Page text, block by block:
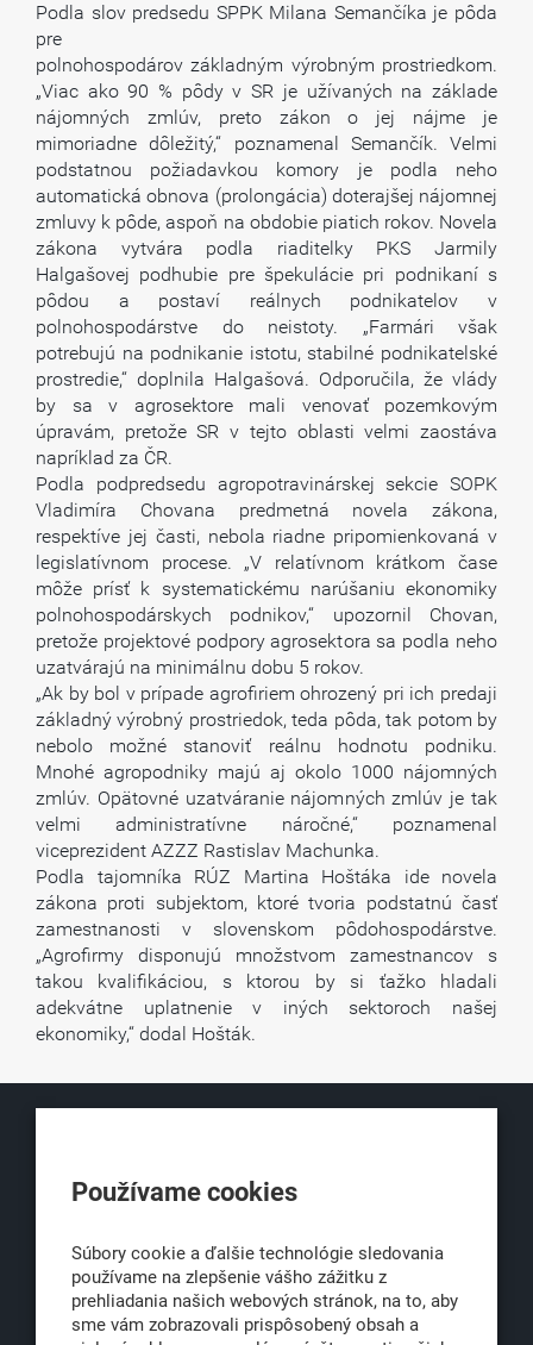
Podla slov predsedu SPPK Milana Semančíka je pôda
pre
polnohospodárov základným výrobným prostriedkom.
„Viac ako 90 % pôdy v SR je užívaných na základe
nájomných zmlúv, preto zákon o jej nájme je
mimoriadne dôležitý,“ poznamenal Semančík. Velmi
podstatnou požiadavkou komory je podla neho
automatická obnova (prolongácia) doterajšej nájomnej
zmluvy k pôde, aspoň na obdobie piatich rokov. Novela
zákona vytvára podla riaditelky PKS Jarmily
Halgašovej podhubie pre špekulácie pri podnikaní s
pôdou a postaví reálnych podnikatelov v
polnohospodárstve do neistoty. „Farmári však
potrebujú na podnikanie istotu, stabilné podnikatelské
prostredie,“ doplnila Halgašová. Odporučila, že vlády
by sa v agrosektore mali venovať pozemkovým
úpravám, pretože SR v tejto oblasti velmi zaostáva
napríklad za ČR.
Podla podpredsedu agropotravinárskej sekcie SOPK
Vladimíra Chovana predmetná novela zákona,
respektíve jej časti, nebola riadne pripomienkovaná v
legislatívnom procese. „V relatívnom krátkom čase
môže prísť k systematickému narúšaniu ekonomiky
polnohospodárskych podnikov,“ upozornil Chovan,
pretože projektové podpory agrosektora sa podla neho
uzatvárajú na minimálnu dobu 5 rokov.
„Ak by bol v prípade agrofiriem ohrozený pri ich predaji
základný výrobný prostriedok, teda pôda, tak potom by
nebolo možné stanoviť reálnu hodnotu podniku.
Mnohé agropodniky majú aj okolo 1000 nájomných
zmlúv. Opätovné uzatváranie nájomných zmlúv je tak
velmi administratívne náročné,“ poznamenal
viceprezident AZZZ Rastislav Machunka.
Podla tajomníka RÚZ Martina Hoštáka ide novela
zákona proti subjektom, ktoré tvoria podstatnú časť
zamestnanosti v slovenskom pôdohospodárstve.
„Agrofirmy disponujú množstvom zamestnancov s
takou kvalifikáciou, s ktorou by si ťažko hladali
adekvátne uplatnenie v iných sektoroch našej
ekonomiky,“ dodal Hošták.
Obchodná 6
office@klub500.sk
Používame cookies
Súbory cookie a ďalšie technológie sledovania
používame na zlepšenie vášho zážitku z
prehliadania našich webových stránok, na to, aby
sme vám zobrazovali prispôsobený obsah a